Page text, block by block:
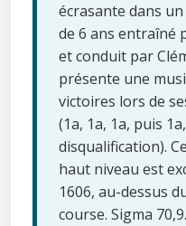
écrasante dans
de 6 ans entraîné
et conduit par
présente une
victoires lors de
(1a, 1a, 1a, puis
disqualification).
haut niveau est
1606, au-dessus
course. Sigma